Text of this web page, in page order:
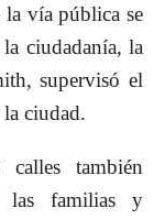
vía pública se
ciudadanía, la
supervisó el
ciudad.
también
las familias y